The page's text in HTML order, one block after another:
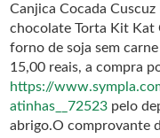
Canjica Cocada
chocolate Torta Kit Kat
forno de soja sem
15,00 reais, a compra
https://
atinhas__72523 pelo
abrigo.O comprovante